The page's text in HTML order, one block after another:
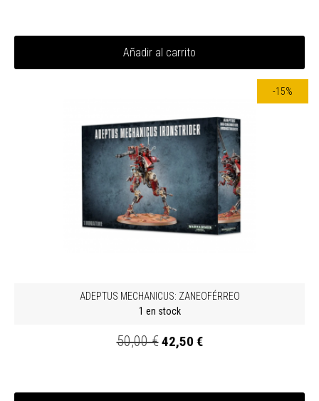
Añadir al carrito
-15%
ADEPTUS MECHANICUS: ZANEOFÉRREO
1 en stock
50,00 €42,50 €